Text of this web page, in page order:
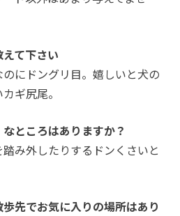
て下さい
にドングリ目。嬉しいと犬の
ギ尻尾。
ところはありますか？
み外したりするドンくさいと
先でお気に入りの場所はあり